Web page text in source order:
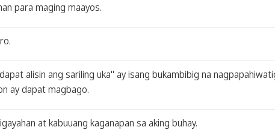
para maging maayos.
alisin ang sariling uka" ay isang bukambibig na
ay dapat magbago.
at kabuuang kaganapan sa aking buhay.